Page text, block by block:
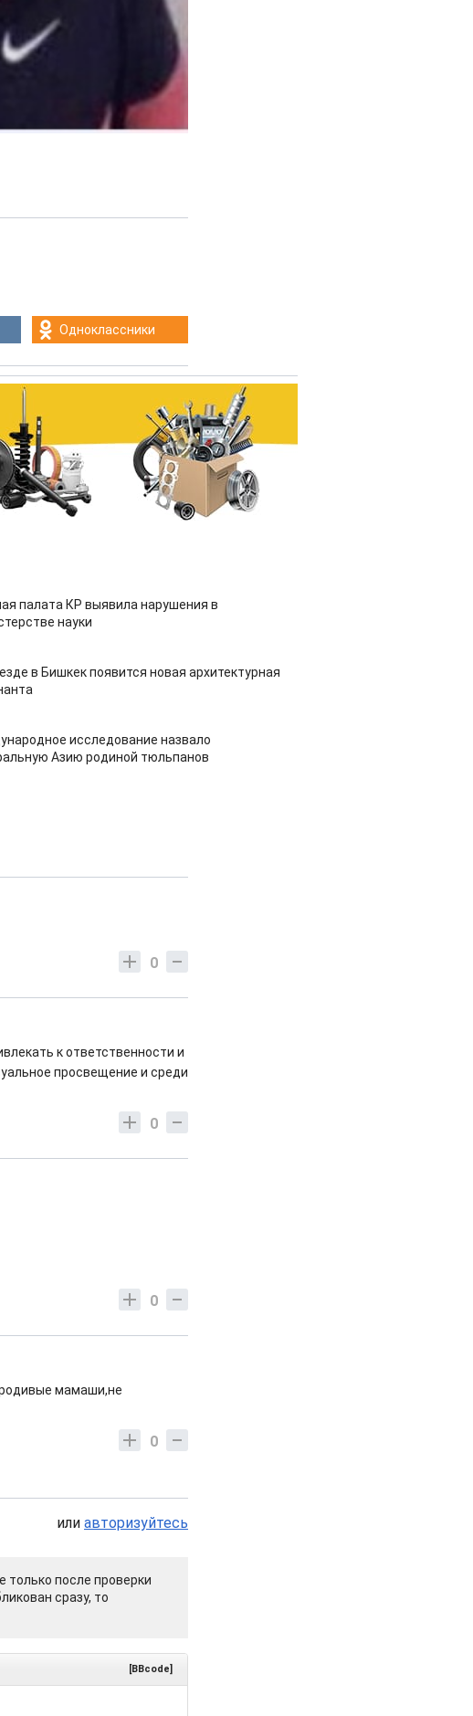
Одноклассники
палата КР выявила нарушения в
науки
в Бишкек появится новая архитектурная
исследование назвало
Азию родиной тюльпанов
0
к ответственности и
просвещение и среди
0
0
мамаши,не
0
или авторизуйтесь
только после проверки
сразу, то
[BBcode]